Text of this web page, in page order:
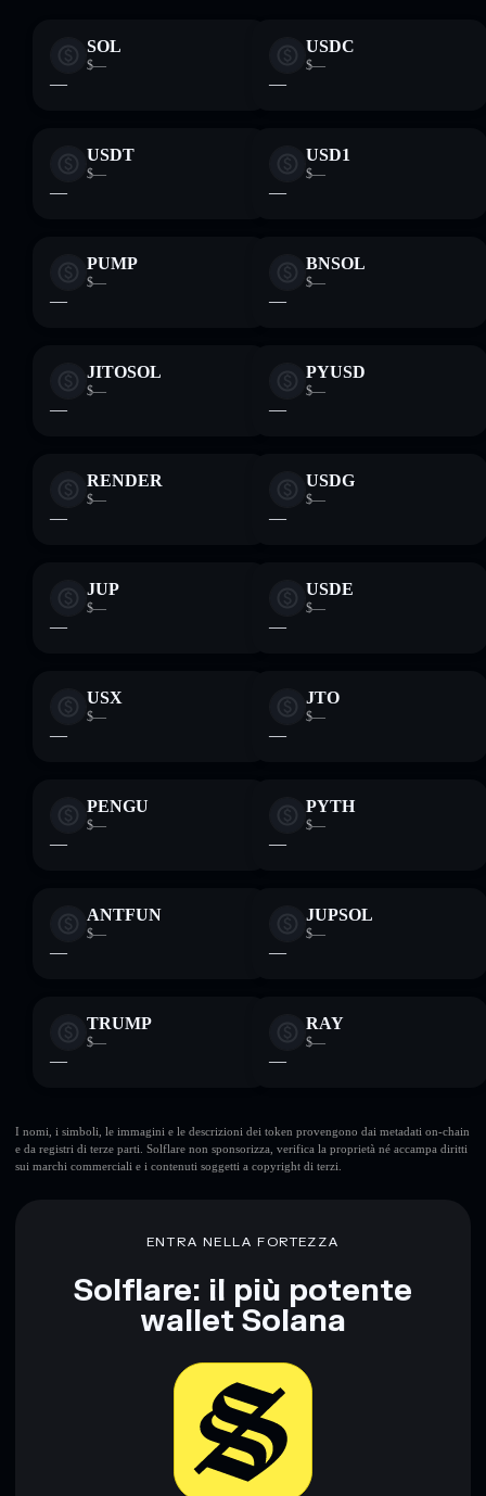
SOL
$—
—
USDC
$—
—
USDT
$—
—
USD1
$—
—
PUMP
$—
—
BNSOL
$—
—
JITOSOL
$—
—
PYUSD
$—
—
RENDER
$—
—
USDG
$—
—
JUP
$—
—
USDE
$—
—
USX
$—
—
JTO
$—
—
PENGU
$—
—
PYTH
$—
—
ANTFUN
$—
—
JUPSOL
$—
—
TRUMP
$—
—
RAY
$—
—
I nomi, i simboli, le immagini e le descrizioni dei token provengono dai metadati on-chain
e da registri di terze parti. Solflare non sponsorizza, verifica la proprietà né accampa diritti
sui marchi commerciali e i contenuti soggetti a copyright di terzi.
ENTRA NELLA FORTEZZA
Solflare: il più potente
wallet Solana
Scarica ora